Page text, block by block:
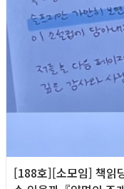
[188호][소모임] 책읽